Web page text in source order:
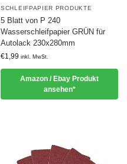
SCHLEIFPAPIER PRODUKTE
5 Blatt von P 240
Wasserschleifpapier GRÜN für
Autolack 230x280mm
€1,99 inkl. MwSt.
Amazon / Ebay Produkt
ansehen*